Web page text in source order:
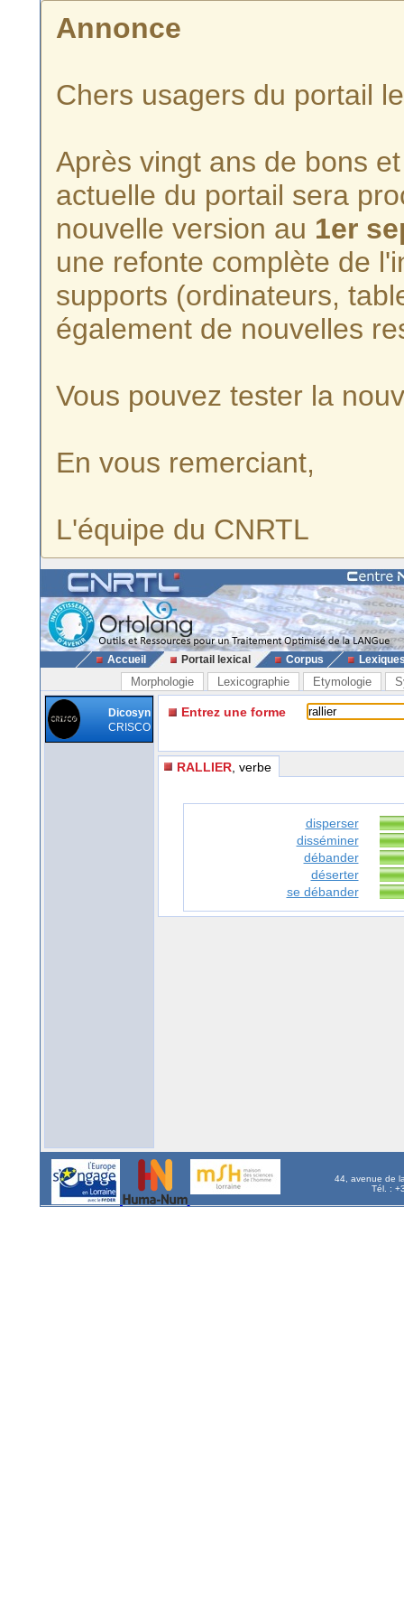
Annonce
Chers usagers du portail
Après vingt ans de bons
actuelle du portail sera
nouvelle version au 1er
une refonte complète de
supports (ordinateurs,
également de nouvelles
Vous pouvez tester la
En vous remerciant,
L'équipe du CNRTL
Accueil Portail lexical Corpus
Morphologie Lexicographie Etymologie
Dicosyn
CRISCO
Entrez une forme
RALLIER , verbe
disperser
disséminer
débander
déserter
se débander
44, avenue de
Tél. :